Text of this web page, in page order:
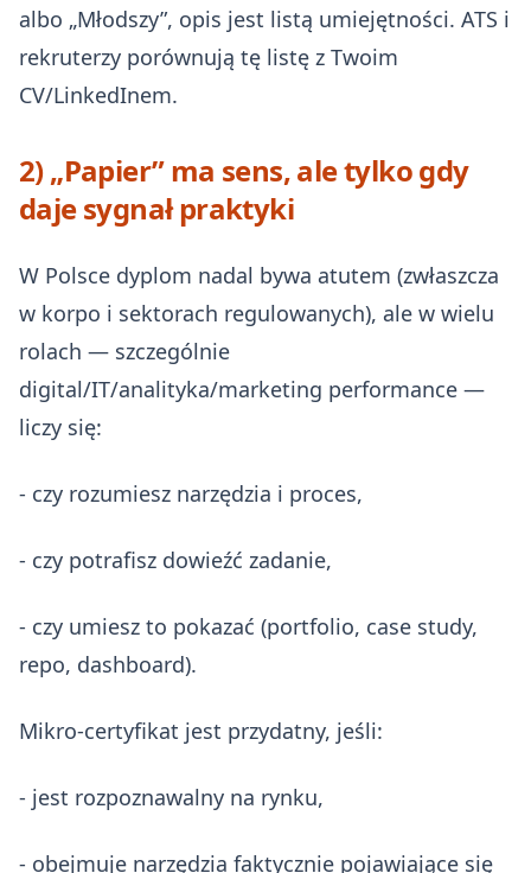
albo „Młodszy”, opis jest listą umiejętności. ATS i
rekruterzy porównują tę listę z Twoim
CV/LinkedInem.
2) „Papier” ma sens, ale tylko gdy
daje sygnał praktyki
W Polsce dyplom nadal bywa atutem (zwłaszcza
w korpo i sektorach regulowanych), ale w wielu
rolach — szczególnie
digital/IT/analityka/marketing performance —
liczy się:
- czy rozumiesz narzędzia i proces,
- czy potrafisz dowieźć zadanie,
- czy umiesz to pokazać (portfolio, case study,
repo, dashboard).
Mikro‑certyfikat jest przydatny, jeśli:
- jest rozpoznawalny na rynku,
- obejmuje narzędzia faktycznie pojawiające się